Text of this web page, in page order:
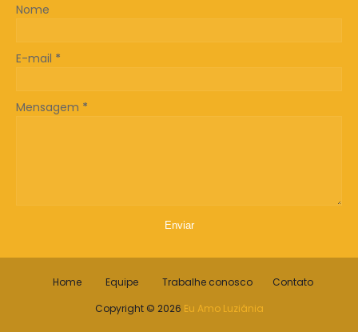
Nome
E-mail *
Mensagem *
Home Equipe Trabalhe conosco
Contato
Copyright © 2026 Eu Amo Luziânia